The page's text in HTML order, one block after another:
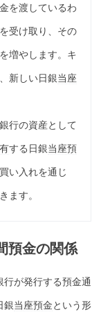
を渡しているわ
を受け取り、その
を増やします。キ
新しい日銀当座
行の資産として
する日銀当座預
い入れを通じ
ます。
預金の関係
行が発行する預金通
銀当座預金という形